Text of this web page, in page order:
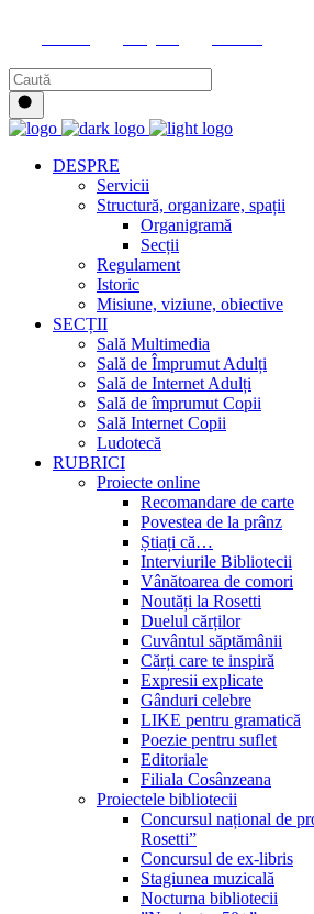
DESPRE
Servicii
Structură, organizare, spații
Organigramă
Secții
Regulament
Istoric
Misiune, viziune, obiective
SECȚII
Sală Multimedia
Sală de Împrumut Adulți
Sală de Internet Adulți
Sală de împrumut Copii
Sală Internet Copii
Ludotecă
RUBRICI
Proiecte online
Recomandare de carte
Povestea de la prânz
Știați că…
Interviurile Bibliotecii
Vânătoarea de comori
Noutăți la Rosetti
Duelul cărților
Cuvântul săptămânii
Cărți care te inspiră
Expresii explicate
Gânduri celebre
LIKE pentru gramatică
Poezie pentru suflet
Editoriale
Filiala Cosânzeana
Proiectele bibliotecii
Concursul național de
Rosetti”
Concursul de ex-libris
Stagiunea muzicală
Nocturna bibliotecii